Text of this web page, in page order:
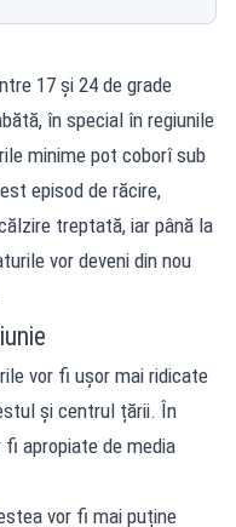
17 și 24 de grade
în special în regiunile
minime pot coborî sub
episod de răcire,
treptată, iar până la
vor deveni din nou
vor fi ușor mai ridicate
și centrul țării. În
apropiate de media
vor fi mai puține